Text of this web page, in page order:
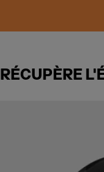
RÉCUPÈRE